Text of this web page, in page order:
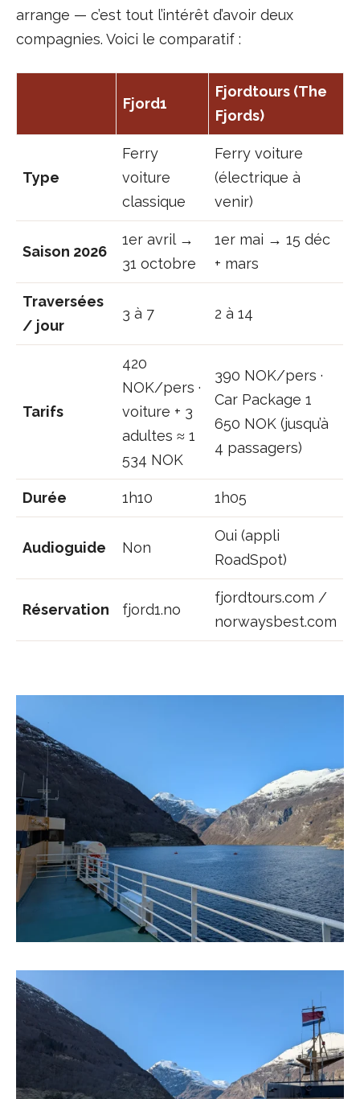
arrange — c’est tout l’intérêt d’avoir deux
compagnies. Voici le comparatif :
Fjord1
Fjordtours (The
Fjords)
Type
Ferry
voiture
classique
Ferry voiture
(électrique à
venir)
Saison 2026
1er avril →
31 octobre
1er mai → 15 déc
+ mars
Traversées
/ jour
3 à 7 2 à 14
Tarifs
420
NOK/pers ·
voiture + 3
adultes ≈ 1
534 NOK
390 NOK/pers ·
Car Package 1
650 NOK (jusqu’à
4 passagers)
Durée 1h10 1h05
Audioguide Non
Oui (appli
RoadSpot)
Réservation fjord1.no
fjordtours.com /
norwaysbest.com